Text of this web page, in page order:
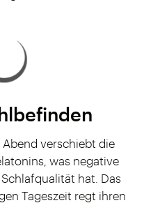
verschiebt die
was negative
hat. Das
Tageszeit regt ihren